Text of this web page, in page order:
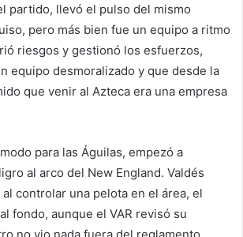
partido, llevó el pulso del mismo
pero más bien fue un equipo a ritmo
riesgos y gestionó los esfuerzos,
equipo desmoralizado y que desde la
que venir al Azteca era una empresa
para las Águilas, empezó a
al arco del New England. Valdés
controlar una pelota en el área, el
fondo, aunque el VAR revisó su